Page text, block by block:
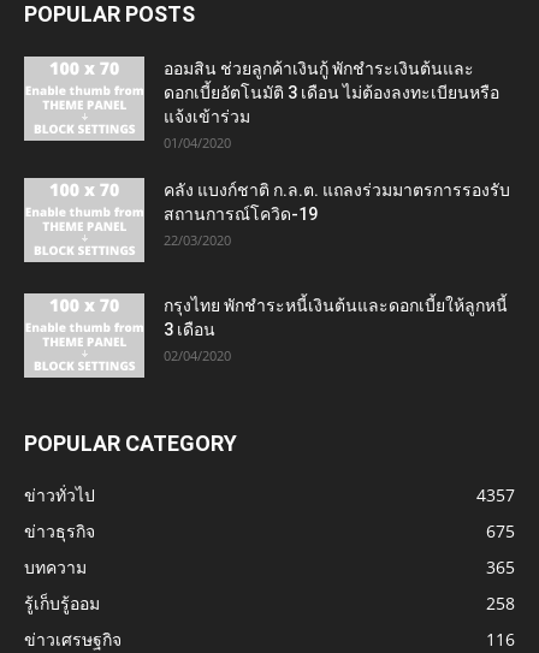
POPULAR POSTS
ออมสิน ช่วยลูกค้าเงินกู้ พักชำระเงินต้นและ
ดอกเบี้ยอัตโนมัติ 3 เดือน ไม่ต้องลงทะเบียนหรือ
แจ้งเข้าร่วม
01/04/2020
คลัง แบงก์ชาติ ก.ล.ต. แถลงร่วมมาตรการรองรับ
สถานการณ์โควิด-19
22/03/2020
กรุงไทย พักชำระหนี้เงินต้นและดอกเบี้ยให้ลูกหนี้
3 เดือน
02/04/2020
POPULAR CATEGORY
ข่าวทั่วไป
4357
ข่าวธุรกิจ
675
บทความ
365
รู้เก็บรู้ออม
258
ข่าวเศรษฐกิจ
116